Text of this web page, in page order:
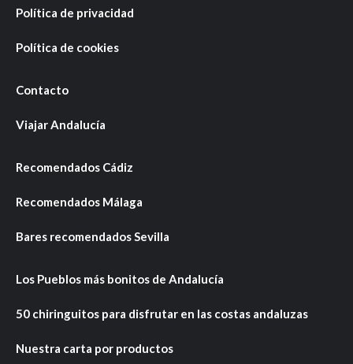
Política de privacidad
Política de cookies
Contacto
Viajar Andalucía
Recomendados Cádiz
Recomendados Málaga
Bares recomendados Sevilla
Los Pueblos más bonitos de Andalucía
50 chiringuitos para disfrutar en las costas andaluzas
Nuestra carta por productos